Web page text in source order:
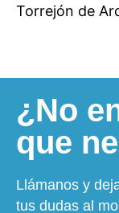
Torrejón de
¿No
que
Llámanos y
tus dudas al